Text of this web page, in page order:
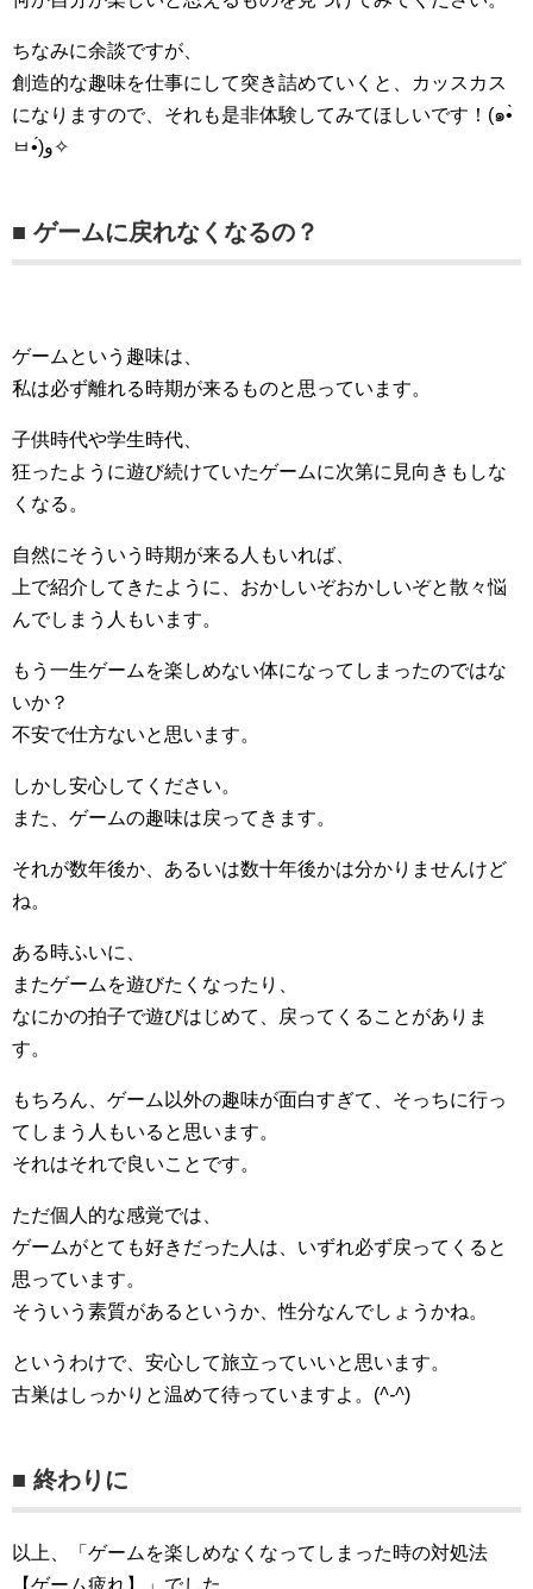
ちなみに余談ですが、
創造的な趣味を仕事にして突き詰めていくと、カッスカス
になりますので、それも是非体験してみてほしいです！(๑•̀
ㅂ•́)و✧
■ ゲームに戻れなくなるの？
ゲームという趣味は、
私は必ず離れる時期が来るものと思っています。
子供時代や学生時代、
狂ったように遊び続けていたゲームに次第に見向きもしな
くなる。
自然にそういう時期が来る人もいれば、
上で紹介してきたように、おかしいぞおかしいぞと散々悩
んでしまう人もいます。
もう一生ゲームを楽しめない体になってしまったのではな
いか？
不安で仕方ないと思います。
しかし安心してください。
また、ゲームの趣味は戻ってきます。
それが数年後か、あるいは数十年後かは分かりませんけど
ね。
ある時ふいに、
またゲームを遊びたくなったり、
なにかの拍子で遊びはじめて、戻ってくることがありま
す。
もちろん、ゲーム以外の趣味が面白すぎて、そっちに行っ
てしまう人もいると思います。
それはそれで良いことです。
ただ個人的な感覚では、
ゲームがとても好きだった人は、いずれ必ず戻ってくると
思っています。
そういう素質があるというか、性分なんでしょうかね。
というわけで、安心して旅立っていいと思います。
古巣はしっかりと温めて待っていますよ。(^-^)
■ 終わりに
以上、「ゲームを楽しめなくなってしまった時の対処法
【ゲーム疲れ】」でした。